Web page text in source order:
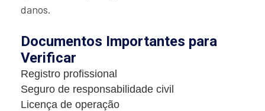
danos.
Documentos Importantes para
Verificar
Registro profissional
Seguro de responsabilidade civil
Licença de operação